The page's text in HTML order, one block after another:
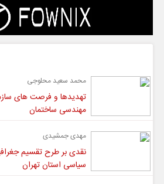
محمد سعید محلوجی
تهدیدها و فرصت های
مهندسی ساختمان
مهدی جمشیدی
نقدی بر طرح تقسیم
سیاسی استان تهران